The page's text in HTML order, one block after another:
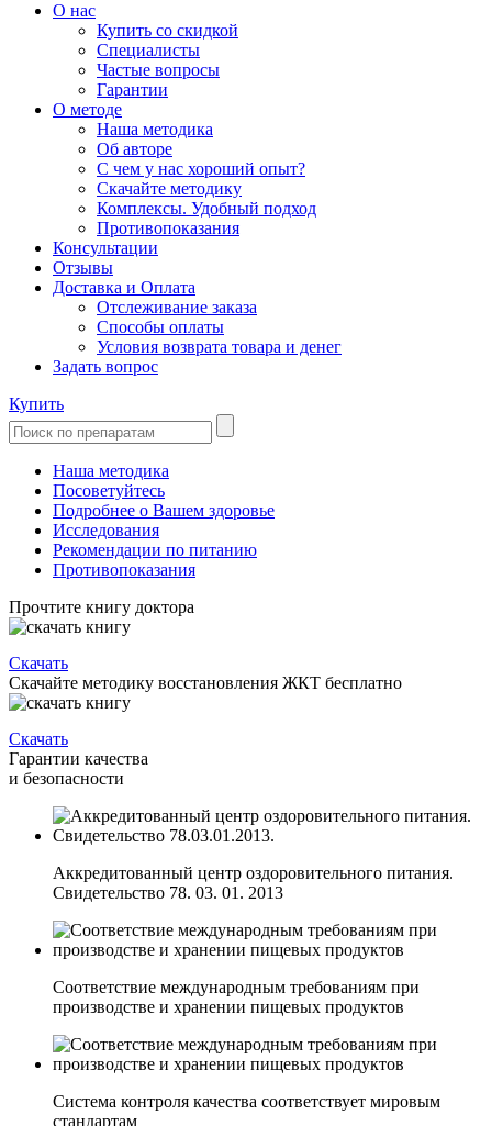
О нас
Купить со скидкой
Специалисты
Частые вопросы
Гарантии
О методе
Наша методика
Об авторе
С чем у нас хороший опыт?
Скачайте методику
Комплексы. Удобный подход
Противопоказания
Консультации
Отзывы
Доставка и Оплата
Отслеживание заказа
Способы оплаты
Условия возврата товара и денег
Задать вопрос
Купить
Наша методика
Посоветуйтесь
Подробнее о Вашем здоровье
Исследования
Рекомендации по питанию
Противопоказания
Прочтите книгу доктора
Скачать
Скачайте методику восстановления ЖКТ бесплатно
Скачать
Гарантии качества
и безопасности
Аккредитованный центр оздоровительного питания.
Свидетельство 78. 03. 01. 2013
Соответствие международным требованиям при
производстве и хранении пищевых продуктов
Система контроля качества соответствует мировым
стандартам